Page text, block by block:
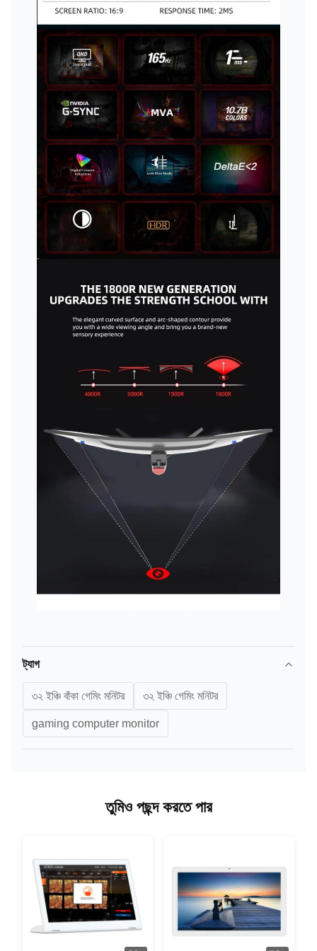
ট্যাগ
৩২ ইঞ্চি বাঁকা গেমিং মনিটর ৩২ ইঞ্চি গেমিং মনিটর
gaming computer monitor
তুমিও পছন্দ করতে পার